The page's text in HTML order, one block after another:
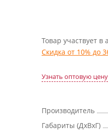
Товар участвует в
Скидка от 10% до
Узнать оптовую цену
Производитель
Габариты (ДхВхГ)